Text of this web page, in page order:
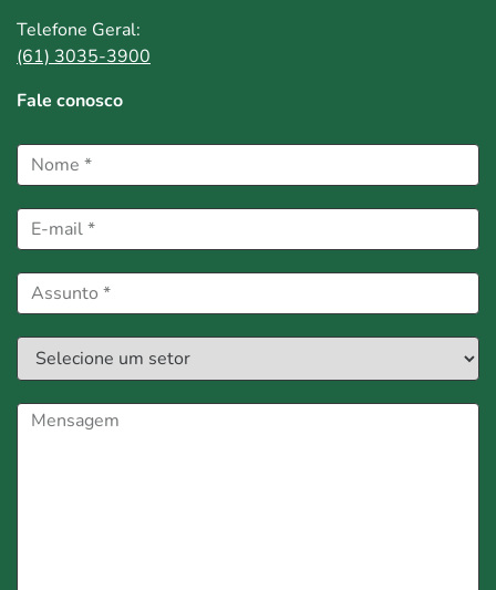
Telefone Geral:
(61) 3035-3900
Fale conosco